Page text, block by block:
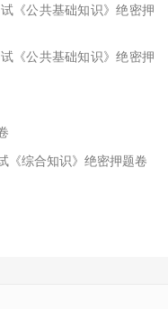
《公共基础知识》绝密押
《公共基础知识》绝密押
《综合知识》绝密押题卷